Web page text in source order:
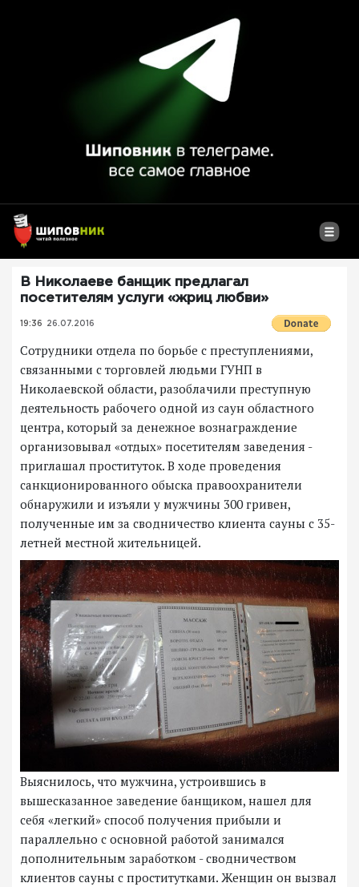
В Николаеве банщик предлагал
посетителям услуги «жриц любви»
19:36 26.07.2016
Сотрудники отдела по борьбе с преступлениями,
связанными с торговлей людьми ГУНП в
Николаевской области, разоблачили преступную
деятельность рабочего одной из саун областного
центра, который за денежное вознаграждение
организовывал «отдых» посетителям заведения -
приглашал проституток. В ходе проведения
санкционированного обыска правоохранители
обнаружили и изъяли у мужчины 300 гривен,
полученные им за сводничество клиента сауны с 35-
летней местной жительницей.
Выяснилось, что мужчина, устроившись в
вышесказанное заведение банщиком, нашел для
себя «легкий» способ получения прибыли и
параллельно с основной работой занимался
дополнительным заработком - сводничеством
клиентов сауны с проститутками. Женщин он вызвал